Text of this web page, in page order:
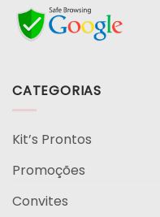
CATEGORIAS
Kit’s Prontos
Promoções
Convites